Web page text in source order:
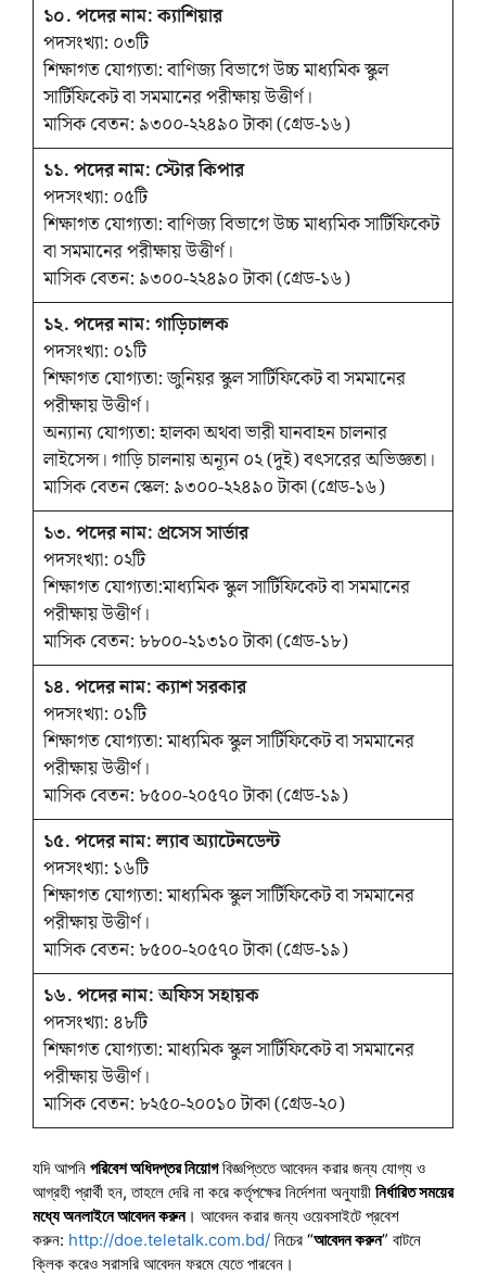
১০. পদের নাম: ক্যাশিয়ার
পদসংখ্যা: ০৩টি
শিক্ষাগত যোগ্যতা: বাণিজ্য বিভাগে উচ্চ মাধ্যমিক স্কুল
সার্টিফিকেট বা সমমানের পরীক্ষায় উত্তীর্ণ।
মাসিক বেতন: ৯৩০০-২২৪৯০ টাকা (গ্রেড-১৬)
১১. পদের নাম: স্টোর কিপার
পদসংখ্যা: ০৫টি
শিক্ষাগত যোগ্যতা: বাণিজ্য বিভাগে উচ্চ মাধ্যমিক সার্টিফিকেট
বা সমমানের পরীক্ষায় উত্তীর্ণ।
মাসিক বেতন: ৯৩০০-২২৪৯০ টাকা (গ্রেড-১৬)
১২. পদের নাম: গাড়িচালক
পদসংখ্যা: ০১টি
শিক্ষাগত যোগ্যতা: জুনিয়র স্কুল সার্টিফিকেট বা সমমানের
পরীক্ষায় উত্তীর্ণ।
অন্যান্য যোগ্যতা: হালকা অথবা ভারী যানবাহন চালনার
লাইসেন্স। গাড়ি চালনায় অন্যূন ০২ (দুই) বৎসরের অভিজ্ঞতা।
মাসিক বেতন স্কেল: ৯৩০০-২২৪৯০ টাকা (গ্রেড-১৬)
১৩. পদের নাম: প্রসেস সার্ভার
পদসংখ্যা: ০২টি
শিক্ষাগত যোগ্যতা:মাধ্যমিক স্কুল সার্টিফিকেট বা সমমানের
পরীক্ষায় উত্তীর্ণ।
মাসিক বেতন: ৮৮০০-২১৩১০ টাকা (গ্রেড-১৮)
১৪. পদের নাম: ক্যাশ সরকার
পদসংখ্যা: ০১টি
শিক্ষাগত যোগ্যতা: মাধ্যমিক স্কুল সার্টিফিকেট বা সমমানের
পরীক্ষায় উত্তীর্ণ।
মাসিক বেতন: ৮৫০০-২০৫৭০ টাকা (গ্রেড-১৯)
১৫. পদের নাম: ল্যাব অ্যাটেনডেন্ট
পদসংখ্যা: ১৬টি
শিক্ষাগত যোগ্যতা: মাধ্যমিক স্কুল সার্টিফিকেট বা সমমানের
পরীক্ষায় উত্তীর্ণ।
মাসিক বেতন: ৮৫০০-২০৫৭০ টাকা (গ্রেড-১৯)
১৬. পদের নাম: অফিস সহায়ক
পদসংখ্যা: ৪৮টি
শিক্ষাগত যোগ্যতা: মাধ্যমিক স্কুল সার্টিফিকেট বা সমমানের
পরীক্ষায় উত্তীর্ণ।
মাসিক বেতন: ৮২৫০-২০০১০ টাকা (গ্রেড-২০)
যদি আপনি পরিবেশ অধিদপ্তর নিয়োগবিজ্ঞপ্তিতে আবেদন করার জন্য যোগ্য ও
আগ্রহী প্রার্থী হন, তাহলে দেরি না করে কর্তৃপক্ষের নির্দেশনা অনুযায়ী নির্ধারিত সময়ের
মধ্যে অনলাইনে আবেদন করুন। আবেদন করার জন্য ওয়েবসাইটে প্রবেশ
করুন: http://doe.teletalk.com.bd/ নিচের “আবেদন করুন” বাটনে
ক্লিক করেও সরাসরি আবেদন ফরমে যেতে পারবেন।